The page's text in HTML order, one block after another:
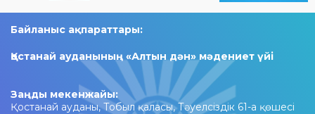
Байланыс ақпараттары:
Қостанай ауданының «Алтын дән» мәдениет үйі
Заңды мекенжайы:
Қостанай ауданы, Тобыл қаласы, Тәуелсіздік 61-а қөшесі